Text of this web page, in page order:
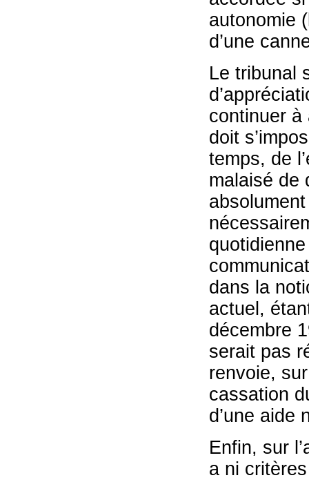
autonomie
d’une
Le tribunal
continuer à
doit
temps, de
malaisé de
dans la
actuel,
décembre
serait pas
renvoie,
cassation
d’une aide
Enfin, sur
a ni